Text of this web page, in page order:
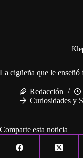
La cigüeña que le
Redacción
Curiosidades y
Comparte esta noticia